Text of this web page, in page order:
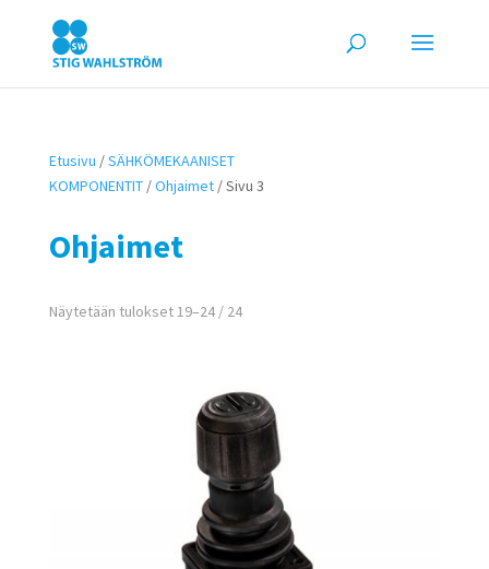
Etusivu /SÄHKÖMEKAANISET
KOMPONENTIT/Ohjaimet/ Sivu 3
Ohjaimet
Näytetään tulokset 19–24 / 24